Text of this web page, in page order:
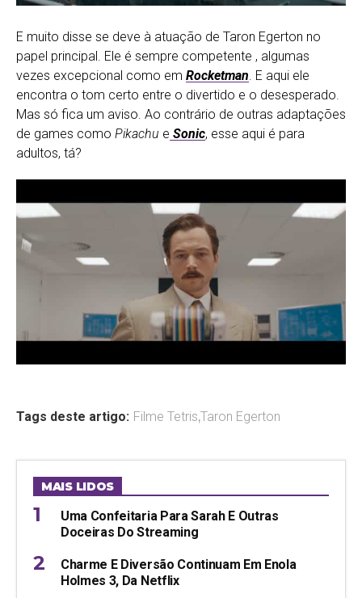
E muito disse se deve à atuação de Taron Egerton no
papel principal. Ele é sempre competente , algumas
vezes excepcional como em Rocketman. E aqui ele
encontra o tom certo entre o divertido e o desesperado.
Mas só fica um aviso. Ao contrário de outras adaptações
de games como Pikachu e Sonic, esse aqui é para
adultos, tá?
Tags deste artigo: Filme Tetris,Taron Egerton
MAIS LIDOS
Uma Confeitaria Para Sarah E Outras
Doceiras Do Streaming
Charme E Diversão Continuam Em Enola
Holmes 3, Da Netflix